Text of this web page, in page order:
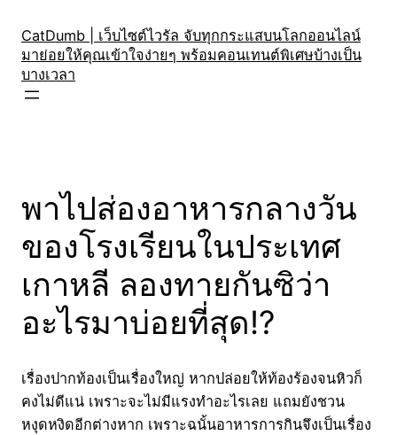
content
CatDumb | เว็บไซต์ไวรัล จับทุกกระแสบนโลกออนไลน์
มาย่อยให้คุณเข้าใจง่ายๆ พร้อมคอนเทนต์พิเศษบ้างเป็น
บางเวลา
พาไปส่องอาหารกลางวัน
ของโรงเรียนในประเทศ
เกาหลี ลองทายกันซิว่า
อะไรมาบ่อยที่สุด!?
เรื่องปากท้องเป็นเรื่องใหญ่ หากปล่อยให้ท้องร้องจนหิวก็
คงไม่ดีแน่ เพราะจะไม่มีแรงทำอะไรเลย แถมยังชวน
หงุดหงิดอีกต่างหาก เพราะฉนั้นอาหารการกินจึงเป็นเรื่อง